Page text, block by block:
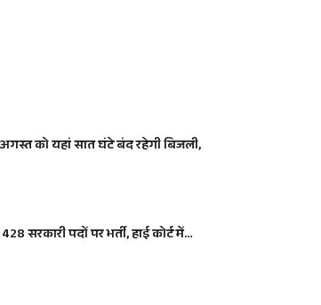
को यहां सात घंटे बंद रहेगी बिजली,
सरकारी पदों पर भर्ती, हाई कोर्ट में…